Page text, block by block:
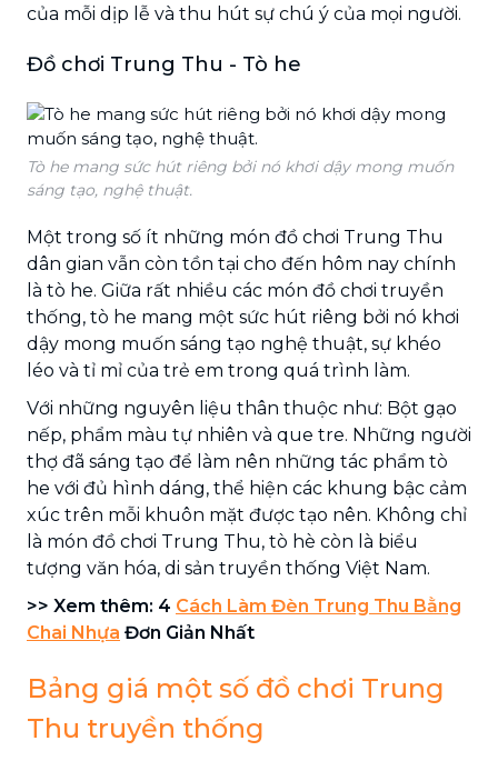
của mỗi dịp lễ và thu hút sự chú ý của mọi người.
Đồ chơi Trung Thu - Tò he
Tò he mang sức hút riêng bởi nó khơi dậy mong muốn
sáng tạo, nghệ thuật.
Một trong số ít những món đồ chơi Trung Thu
dân gian vẫn còn tồn tại cho đến hôm nay chính
là tò he. Giữa rất nhiều các món đồ chơi truyền
thống, tò he mang một sức hút riêng bởi nó khơi
dậy mong muốn sáng tạo nghệ thuật, sự khéo
léo và tỉ mỉ của trẻ em trong quá trình làm.
Với những nguyên liệu thân thuộc như: Bột gạo
nếp, phẩm màu tự nhiên và que tre. Những người
thợ đã sáng tạo để làm nên những tác phẩm tò
he với đủ hình dáng, thể hiện các khung bậc cảm
xúc trên mỗi khuôn mặt được tạo nên. Không chỉ
là món đồ chơi Trung Thu, tò hè còn là biểu
tượng văn hóa, di sản truyền thống Việt Nam.
>> Xem thêm: 4 Cách Làm Đèn Trung Thu Bằng
Chai Nhựa Đơn Giản Nhất
Bảng giá một số đồ chơi Trung
Thu truyền thống